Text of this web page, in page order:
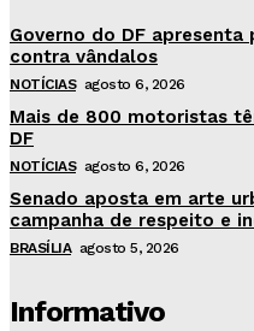
Governo do DF
contra vândalos
NOTÍCIAS agosto 6, 2026
Mais de 800 motoristas
DF
NOTÍCIAS agosto 6, 2026
Senado aposta em arte
campanha de respeito e
BRASÍLIA agosto 5, 2026
Informativo